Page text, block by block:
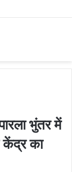
भुंतर में
केंद्र का